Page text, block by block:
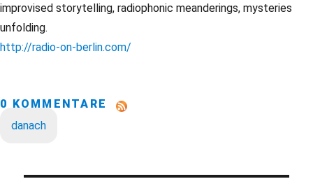
improvised storytelling, radiophonic meanderings, mysteries
unfolding.
http://radio-on-berlin.com/
0 KOMMENTARE
danach